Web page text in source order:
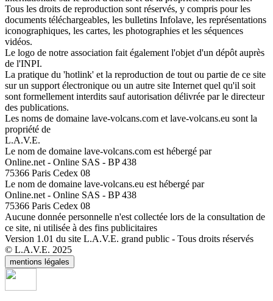
Tous les droits de reproduction sont réservés, y compris pour les
documents téléchargeables, les bulletins Infolave, les représentations
iconographiques, les cartes, les photographies et les séquences
vidéos.
Le logo de notre association fait également l'objet d'un dépôt auprès
de l'INPI.
La pratique du 'hotlink' et la reproduction de tout ou partie de ce site
sur un support électronique ou un autre site Internet quel qu'il soit
sont formellement interdits sauf autorisation délivrée par le directeur
des publications.
Les noms de domaine lave-volcans.com et lave-volcans.eu sont la
propriété de
L.A.V.E.
Le nom de domaine lave-volcans.com est hébergé par
Online.net - Online SAS - BP 438
75366 Paris Cedex 08
Le nom de domaine lave-volcans.eu est hébergé par
Online.net - Online SAS - BP 438
75366 Paris Cedex 08
Aucune donnée personnelle n'est collectée lors de la consultation de
ce site, ni utilisée à des fins publicitaires
Version 1.01 du site L.A.V.E. grand public - Tous droits réservés
© L.A.V.E. 2025
mentions légales